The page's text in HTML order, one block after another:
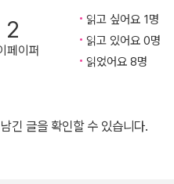
우주에서 우리 인간과 가장 밀
들이다. 행성들의 주요 포인트
한층 더 친근하게 생각될 것이
될 것으로 굳게 믿는다. 이제 꿈
의 아름답고 신비한 비밀의 문
2
페이퍼
읽고 싶어요 1명
읽고 있어요 0명
읽었어요 8명
긴 글을 확인할 수 있습니다.